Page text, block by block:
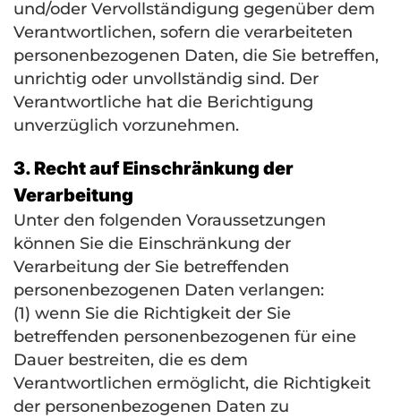
und/oder Vervollständigung gegenüber dem
Verantwortlichen, sofern die verarbeiteten
personenbezogenen Daten, die Sie betreffen,
unrichtig oder unvollständig sind. Der
Verantwortliche hat die Berichtigung
unverzüglich vorzunehmen.
3. Recht auf Einschränkung der
Verarbeitung
Unter den folgenden Voraussetzungen
können Sie die Einschränkung der
Verarbeitung der Sie betreffenden
personenbezogenen Daten verlangen:
(1) wenn Sie die Richtigkeit der Sie
betreffenden personenbezogenen für eine
Dauer bestreiten, die es dem
Verantwortlichen ermöglicht, die Richtigkeit
der personenbezogenen Daten zu